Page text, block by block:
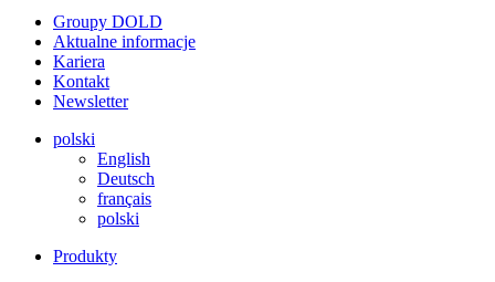
Groupy DOLD
Aktualne informacje
Kariera
Kontakt
Newsletter
polski
English
Deutsch
français
polski
Produkty